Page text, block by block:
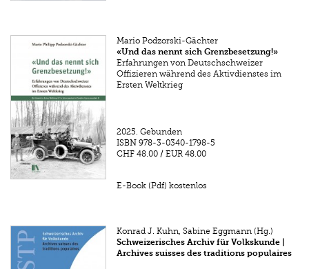
Mario Podzorski-Gächter
«Und das nennt sich Grenzbesetzung!»
Erfahrungen von Deutschschweizer
Offizieren während des Aktivdienstes im
Ersten Weltkrieg
2025. Gebunden
ISBN 978-3-0340-1798-5
CHF 48.00 /EUR 48.00
E-Book (Pdf) kostenlos
Konrad J. Kuhn, Sabine Eggmann (Hg.)
Schweizerisches Archiv für Volkskunde |
Archives suisses des traditions populaires